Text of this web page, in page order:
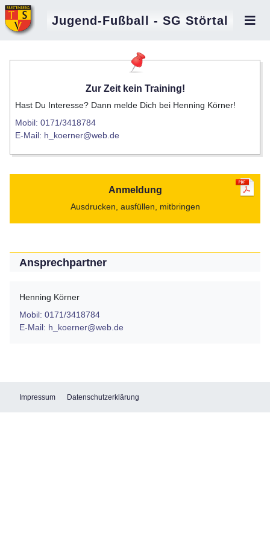
Jugend-Fußball - SG Störtal
Zur Zeit kein Training!
Hast Du Interesse? Dann melde Dich bei Henning Körner!
Mobil: 0171/3418784
E-Mail: h_koerner@web.de
Anmeldung
Ausdrucken, ausfüllen, mitbringen
Ansprechpartner
Henning Körner
Mobil: 0171/3418784
E-Mail: h_koerner@web.de
Impressum Datenschutzerklärung